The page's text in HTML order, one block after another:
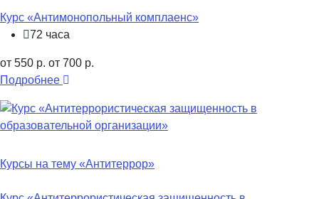
Курс «Антимонопольный комплаенс»
72 часа
от 550 р. от 700 р.
Подробнее
Курсы на тему «Антитеррор»